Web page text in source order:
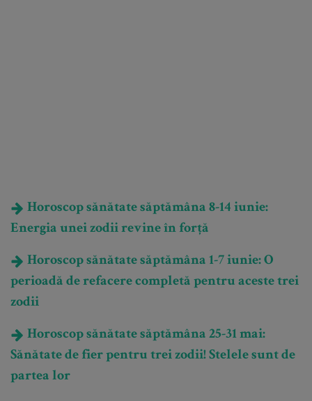
Horoscop sănătate săptămâna 8-14 iunie:
Energia unei zodii revine în forță
Horoscop sănătate săptămâna 1-7 iunie: O
perioadă de refacere completă pentru aceste trei
zodii
Horoscop sănătate săptămâna 25-31 mai:
Sănătate de fier pentru trei zodii! Stelele sunt de
partea lor